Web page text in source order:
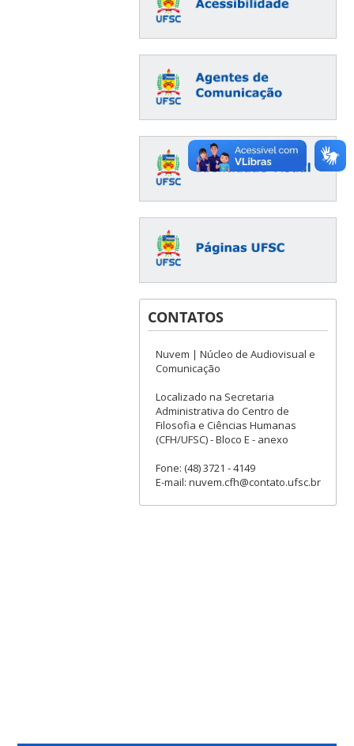
CONTATOS
Nuvem | Núcleo de Audiovisual e
Comunicação
Localizado na Secretaria
Administrativa do Centro de
Filosofia e Ciências Humanas
(CFH/UFSC) - Bloco E - anexo
Fone: (48) 3721 - 4149
E-mail: nuvem.cfh@contato.ufsc.br